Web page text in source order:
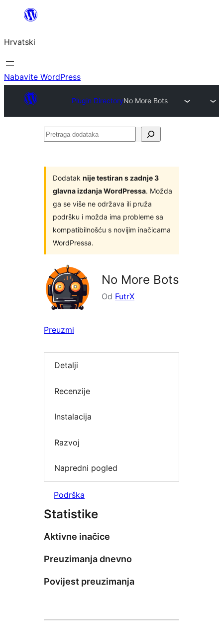
Skoči
sadržaja
Hrvatski
Nabavite WordPress
Plugin DirectoryNo More Bots
Pretraga
Dodatak nije testiran s zadnje 3
glavna izdanja WordPressa. Možda
ga se više ne održava ili pruža
podršku i možda ima probleme sa
kompatibilnošću s novijim inačicama
WordPressa.
No More Bots
Od FutrX
Preuzmi
Detalji
Recenzije
Instalacija
Razvoj
Napredni pogled
Podrška
Statistike
Aktivne inačice
Preuzimanja dnevno
Povijest preuzimanja